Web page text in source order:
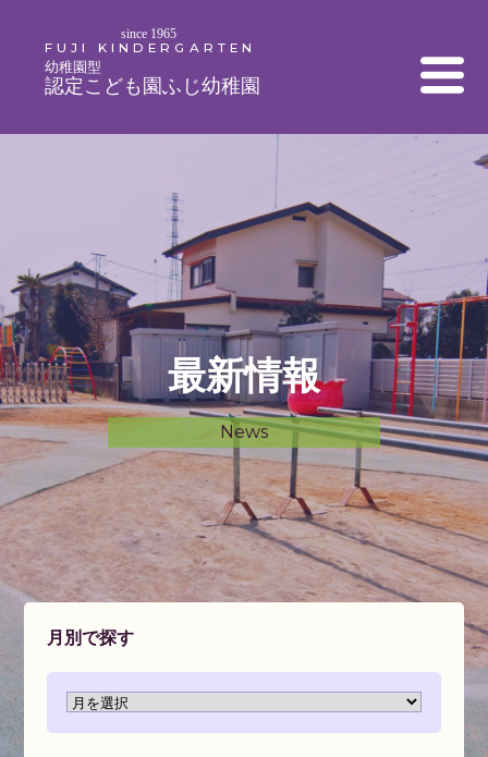
認定こども園ふじ幼稚園
幼稚園型
FUJI KINDERGARTEN
since 1965
最新情報
News
月別で探す